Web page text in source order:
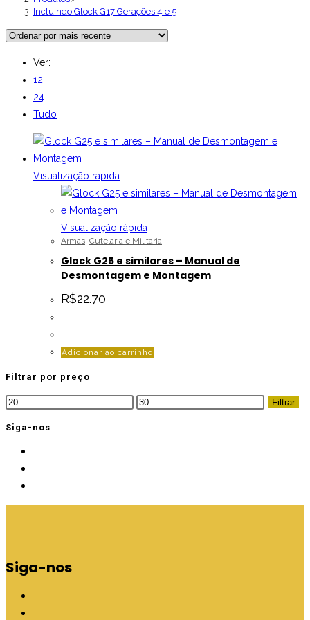
Incluindo Glock G17 Gerações 4 e 5
Ver:
12
24
Tudo
Visualização rápida
Visualização rápida
Armas, Cutelaria e Militaria
Glock G25 e similares – Manual de
Desmontagem e Montagem
R$22.70
Adicionar ao carrinho
Filtrar por preço
Preço
Preço
Filtrar
Siga-nos
Siga-nos